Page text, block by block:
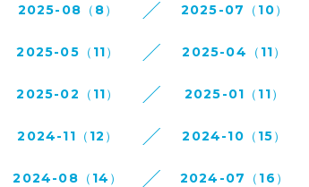
2025-08（8） 2025-07（10）
2025-05（11） 2025-04（11）
2025-02（11） 2025-01（11）
2024-11（12） 2024-10（15）
2024-08（14） 2024-07（16）